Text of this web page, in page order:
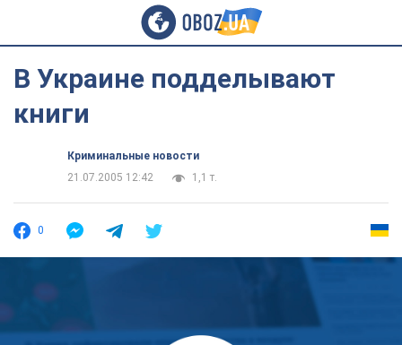
В Украине подделывают
книги
Криминальные новости
21.07.2005 12:42
1,1 т.
0